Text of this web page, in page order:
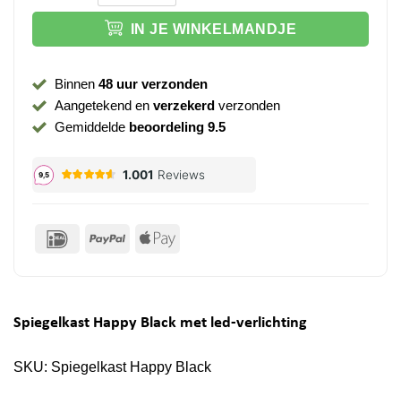
IN JE WINKELMANDJE
Binnen 48 uur verzonden
Aangetekend en verzekerdverzonden
Gemiddelde beoordeling 9.5
IDeal PayPal Apple
Spiegelkast Happy Black met led-verlichting
SKU: Spiegelkast Happy Black